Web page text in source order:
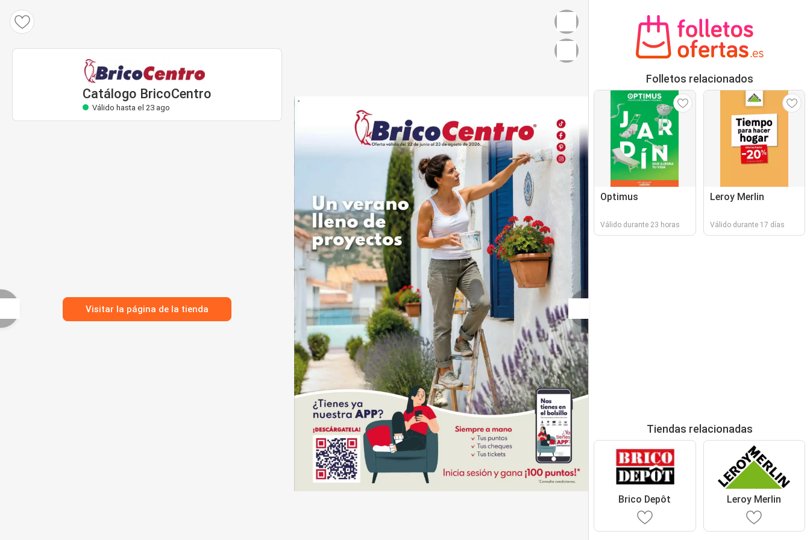
Catálogo BricoCentro
Válido hasta el 23 ago
Visitar la página de la tienda
Folletos relacionados
Optimus
Válido durante 23 horas
Leroy Merlin
Válido durante 17 días
Tiendas relacionadas
Brico Depôt Leroy Merlin